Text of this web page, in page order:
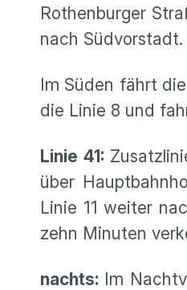
Rothenburger
nach Südvorstadt.
Im Süden fährt
die Linie 8 und
Linie 41:
über
Linie 11 weiter
zehn Minuten
nachts: Im